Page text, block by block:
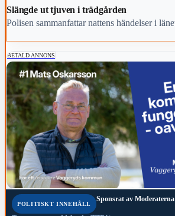
Slängde ut tjuven i trädgården
Polisen sammanfattar nattens händelser i
BETALD ANNONS
POLITISKT INNEHÅLL
Sponsrat av